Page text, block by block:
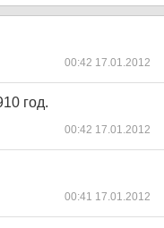
00:42 17.01.2012
год.
00:42 17.01.2012
00:41 17.01.2012